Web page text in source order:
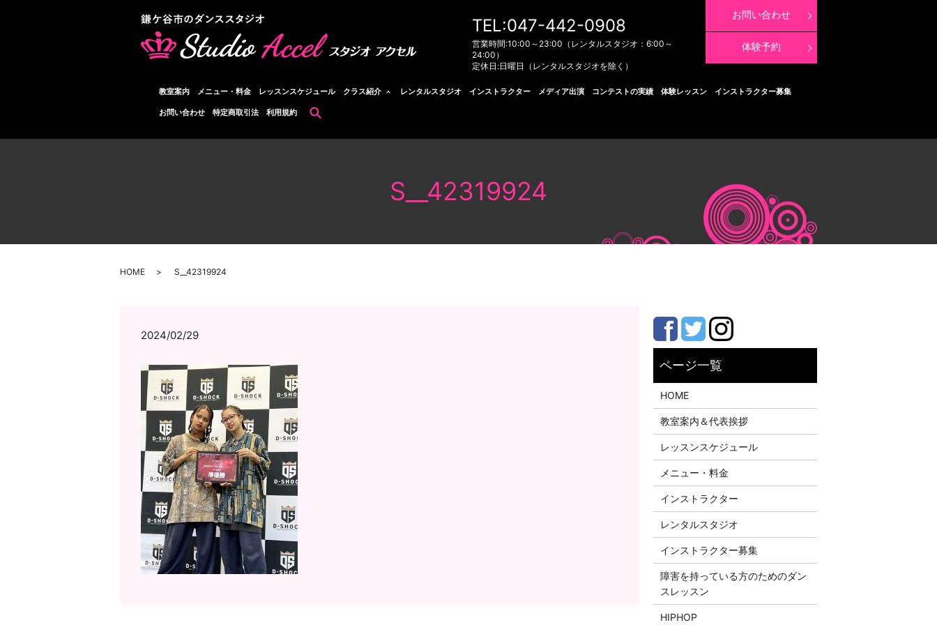
教室案内 メニュー・料金 レッスンスケジュール クラス紹介 レンタルスタジオ インストラクター メディア出演 コンテストの実績 体験レッスン インストラクター募集
お問い合わせ 特定商取引法 利用規約
TEL:047-442-0908
営業時間:10:00～23:00（レンタルスタジオ：6:00～
24:00）
定休日:日曜日（レンタルスタジオを除く）
お問い合わせ
体験予約
S__42319924
HOME S__42319924
2024/02/29
HOME
教室案内＆代表挨拶
レッスンスケジュール
メニュー・料金
インストラクター
レンタルスタジオ
インストラクター募集
障害を持っている方のためのダン
スレッスン
HIPHOP